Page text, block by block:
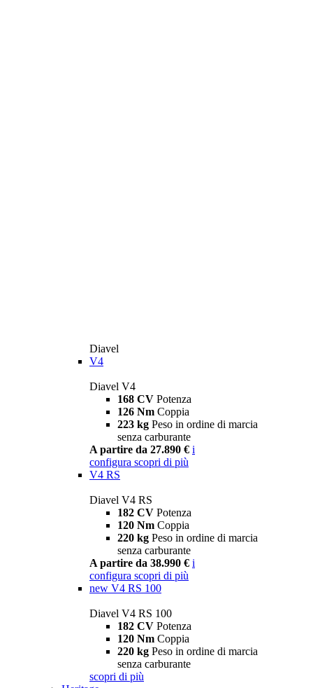
Diavel
V4
Diavel V4
168 CV Potenza
126 Nm Coppia
223 kg Peso in ordine di marcia
senza carburante
A partire da 27.890 € i
configura scopri di più
V4 RS
Diavel V4 RS
182 CV Potenza
120 Nm Coppia
220 kg Peso in ordine di marcia
senza carburante
A partire da 38.990 € i
configura scopri di più
new V4 RS 100
Diavel V4 RS 100
182 CV Potenza
120 Nm Coppia
220 kg Peso in ordine di marcia
senza carburante
scopri di più